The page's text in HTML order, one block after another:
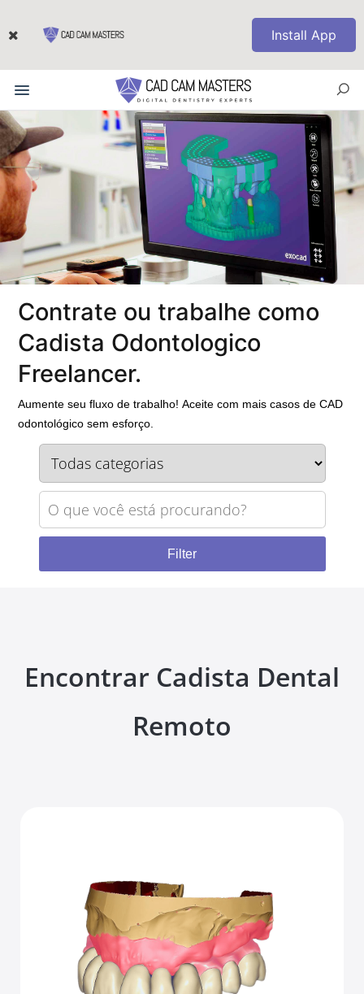
Install App
Contrate ou trabalhe como
Cadista Odontologico
Freelancer.
Aumente seu fluxo de trabalho! Aceite com mais casos de CAD
odontológico sem esforço.
Encontrar Cadista Dental
Remoto